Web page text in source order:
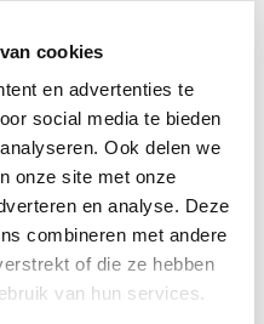
cookies
en advertenties te
social media te bieden
Ook delen we
onze site met onze
en analyse. Deze
combineren met andere
of die ze hebben
van hun services.